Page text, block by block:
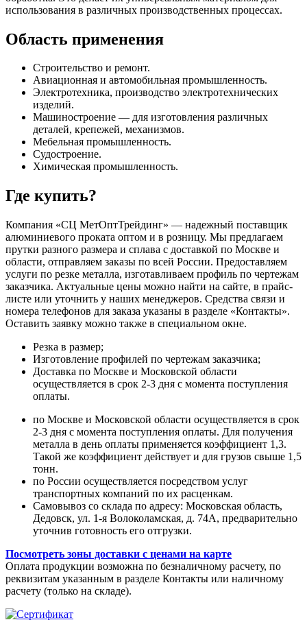
использования в различных производственных процессах.
Область применения
Строительство и ремонт.
Авиационная и автомобильная промышленность.
Электротехника, производство электротехнических
изделий.
Машиностроение — для изготовления различных
деталей, крепежей, механизмов.
Мебельная промышленность.
Судостроение.
Химическая промышленность.
Где купить?
Компания «СЦ МетОптТрейдинг» — надежный поставщик
алюминиевого проката оптом и в розницу. Мы предлагаем
прутки разного размера и сплава с доставкой по Москве и
области, отправляем заказы по всей России. Предоставляем
услуги по резке металла, изготавливаем профиль по чертежам
заказчика. Актуальные цены можно найти на сайте, в прайс-
листе или уточнить у наших менеджеров. Средства связи и
номера телефонов для заказа указаны в разделе «Контакты».
Оставить заявку можно также в специальном окне.
Резка в размер;
Изготовление профилей по чертежам заказчика;
Доставка по Москве и Московской области
осуществляется в срок 2-3 дня с момента поступления
оплаты.
по Москве и Московской области осуществляется в срок
2-3 дня с момента поступления оплаты. Для получения
металла в день оплаты применяется коэффициент 1,3.
Такой же коэффициент действует и для грузов свыше 1,5
тонн.
по России осуществляется посредством услуг
транспортных компаний по их расценкам.
Самовывоз со склада по адресу: Московская область,
Дедовск, ул. 1-я Волоколамская, д. 74А, предварительно
уточнив готовность его отгрузки.
Посмотреть зоны доставки с ценами на карте
Оплата продукции возможна по безналичному расчету, по
реквизитам указанным в разделе Контакты или наличному
расчету (только на складе).